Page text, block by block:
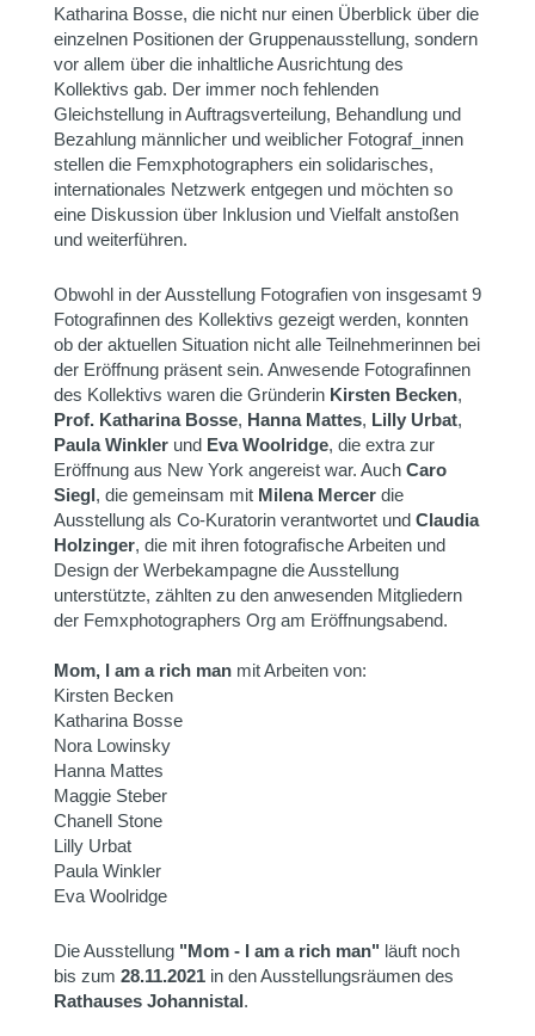
Katharina Bosse, die nicht nur einen Überblick über die
einzelnen Positionen der Gruppenausstellung, sondern
vor allem über die inhaltliche Ausrichtung des
Kollektivs gab. Der immer noch fehlenden
Gleichstellung in Auftragsverteilung, Behandlung und
Bezahlung männlicher und weiblicher Fotograf_innen
stellen die Femxphotographers ein solidarisches,
internationales Netzwerk entgegen und möchten so
eine Diskussion über Inklusion und Vielfalt anstoßen
und weiterführen.
Obwohl in der Ausstellung Fotografien von insgesamt 9
Fotografinnen des Kollektivs gezeigt werden, konnten
ob der aktuellen Situation nicht alle Teilnehmerinnen bei
der Eröffnung präsent sein. Anwesende Fotografinnen
des Kollektivs waren die Gründerin Kirsten Becken,
Prof. Katharina Bosse, Hanna Mattes, Lilly Urbat,
Paula Winkler und Eva Woolridge, die extra zur
Eröffnung aus New York angereist war. Auch Caro
Siegl, die gemeinsam mit Milena Mercer die
Ausstellung als Co-Kuratorin verantwortet und Claudia
Holzinger, die mit ihren fotografische Arbeiten und
Design der Werbekampagne die Ausstellung
unterstützte, zählten zu den anwesenden Mitgliedern
der Femxphotographers Org am Eröffnungsabend.
Mom, I am a rich man mit Arbeiten von:
Kirsten Becken
Katharina Bosse
Nora Lowinsky
Hanna Mattes
Maggie Steber
Chanell Stone
Lilly Urbat
Paula Winkler
Eva Woolridge
Die Ausstellung "Mom - I am a rich man" läuft noch
bis zum 28.11.2021 in den Ausstellungsräumen des
Rathauses Johannistal.